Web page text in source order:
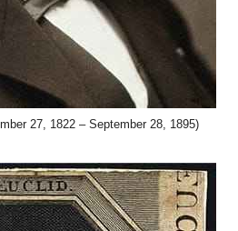
27, 1822 – September 28, 1895)